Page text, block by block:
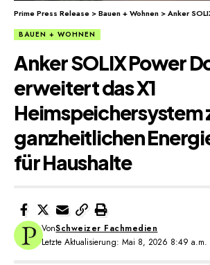
Prime Press Release >Bauen + Wohnen >Anker SOLIX Power Dock Pro
BAUEN + WOHNEN
Anker SOLIX Power
erweitert das X1
Heimspeichersystem
ganzheitlichen
für Haushalte
Letzte Aktualisierung: Mai 8, 2026 8:49 a.m.
VonSchweizer Fachmedien